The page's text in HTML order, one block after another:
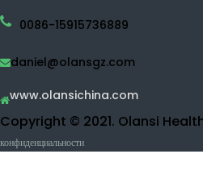
Дезинфицирующее средство для воды
Очиститель воды
Очиститель фруктов и овощей